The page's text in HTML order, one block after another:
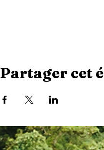
Partager cet